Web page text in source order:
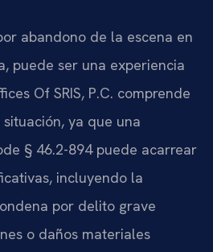
abandono de la escena en
puede ser una experiencia
Of SRIS, P.C. comprende
ya que una
§ 46.2-894 puede acarrear
incluyendo la
por delito grave
o daños materiales